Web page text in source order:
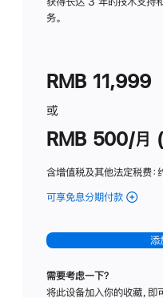
务。
RMB 11,999
或
RMB 500/月
含增值税及其他法定税费
可享免息分期付款 (Studio
-
标
添
需要考虑一下？
将此设备加入你的收藏，即